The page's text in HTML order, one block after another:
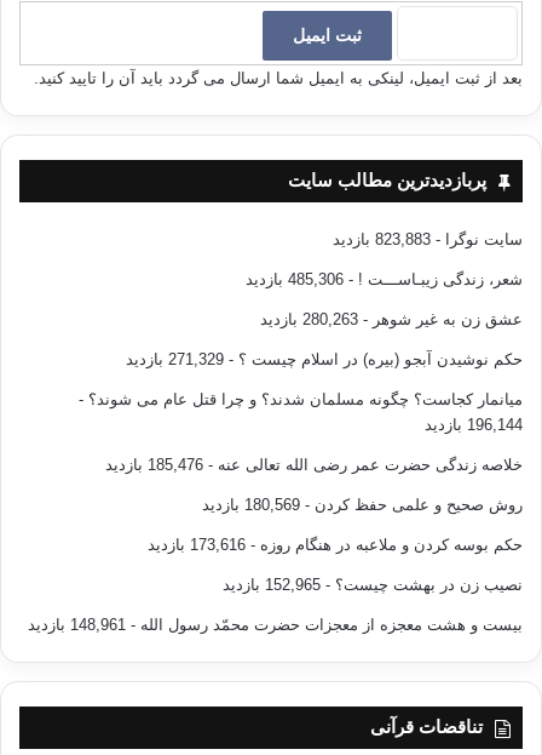
بعد از ثبت ایمیل، لینکی به ایمیل شما ارسال می گردد باید آن را تایید کنید.
پربازدیدترین مطالب سایت
سایت نوگرا - 823,883 بازدید
شعر، زندگی زیبـاســـت ! - 485,306 بازدید
عشق زن به غیر شوهر - 280,263 بازدید
حکم نوشیدن آبجو (بیره) در اسلام چیست ؟ - 271,329 بازدید
میانمار کجاست؟ چگونه مسلمان شدند؟ و چرا قتل عام می شوند؟ -
196,144 بازدید
خلاصه زندگی حضرت عمر رضی الله تعالی عنه - 185,476 بازدید
روش صحیح و علمی حفظ کردن - 180,569 بازدید
حکم بوسه کردن و ملاعبه در هنگام روزه - 173,616 بازدید
نصیب زن در بهشت چیست؟ - 152,965 بازدید
بیست و هشت معجزه از معجزات حضرت محمّد رسول الله - 148,961 بازدید
تناقضات قرآنی